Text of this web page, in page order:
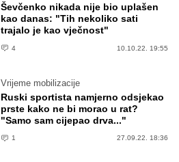
Ševčenko nikada nije bio uplašen
kao danas: "Tih nekoliko sati
trajalo je kao vječnost"
4 10.10.22. 19:55
Vrijeme mobilizacije
Ruski sportista namjerno odsjekao
prste kako ne bi morao u rat?
"Samo sam cijepao drva..."
1 27.09.22. 18:36